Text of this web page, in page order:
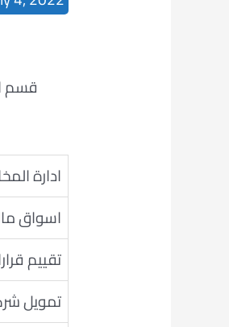
قسم
ادارة
اسواق
تقييم
تمويل